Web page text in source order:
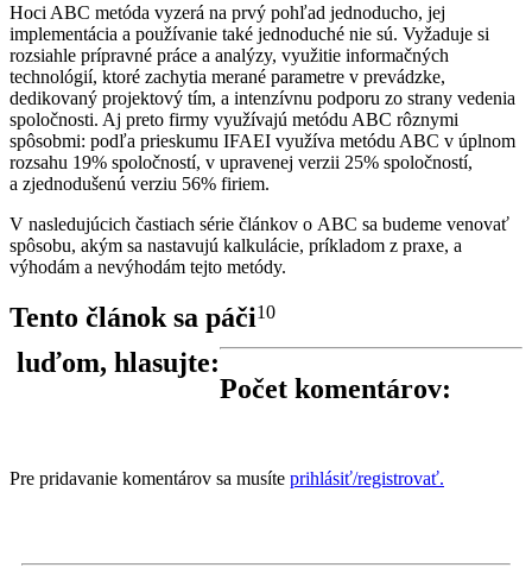
Hoci ABC metóda vyzerá na prvý pohľad jednoducho, jej
implementácia a používanie také jednoduché nie sú. Vyžaduje si
rozsiahle prípravné práce a analýzy, využitie informačných
technológií, ktoré zachytia merané parametre v prevádzke,
dedikovaný projektový tím, a intenzívnu podporu zo strany vedenia
spoločnosti. Aj preto firmy využívajú metódu ABC rôznymi
spôsobmi: podľa prieskumu IFAEI využíva metódu ABC v úplnom
rozsahu 19% spoločností, v upravenej verzii 25% spoločností,
a zjednodušenú verziu 56% firiem.
V nasledujúcich častiach série článkov o ABC sa budeme venovať
spôsobu, akým sa nastavujú kalkulácie, príkladom z praxe, a
výhodám a nevýhodám tejto metódy.
Tento článok sa páči10
luďom, hlasujte:
Počet komentárov:
Pre pridavanie komentárov sa musíte prihlásiť/registrovať.